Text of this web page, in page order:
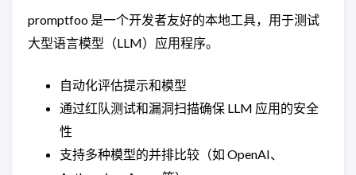
promptfoo 是一个开发者友好的本地工具，用于测试
大型语言模型（LLM）应用程序。
自动化评估提示和模型
通过红队测试和漏洞扫描确保 LLM 应用的安全
性
支持多种模型的并排比较（如 OpenAI、